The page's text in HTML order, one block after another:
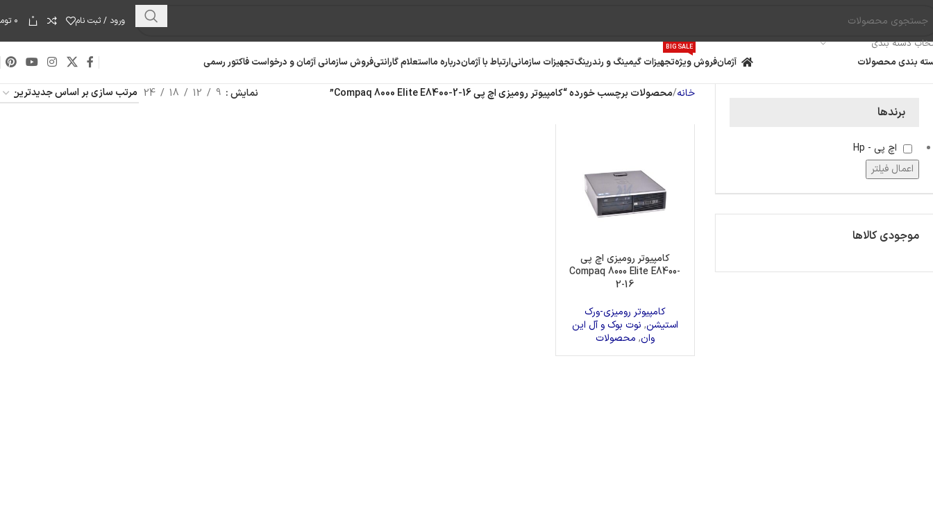
دسته بندی
ورود / ثبت نام 0 ۰
بندی محصولات آژمانفروش ویژه
BIG SALE
تجهیزات گیمینگ و رندرینگتجهیزات سازمانیارتباط با آژماندرباره مااستعلام گارانتیفروش سازمانی آژمان و درخواست فاکتور رسمی
برندها
اچ پی - Hp
اعمال فیلتر
موجودی کالاها
خانه محصولات برچسب خورده “کامپیوتر رومیزی اچ پی Compaq 8000 Elite E8400-2-16” نمایش 9
12
18
24
کامپیوتر رومیزی اچ پی
Compaq 8000 Elite E8400-
2-16
کامپیوتر رومیزی-ورک
استیشن, نوت بوک و آل این
وان, محصولات